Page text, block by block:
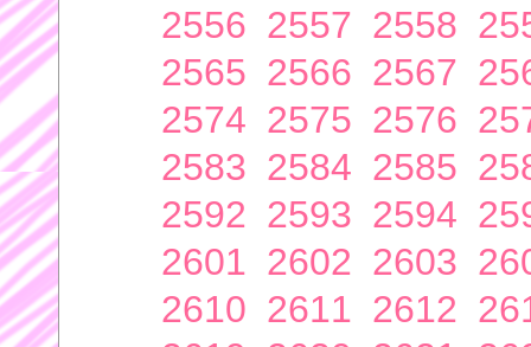
2556 2557 2558
2565 2566 2567
2574 2575 2576
2583 2584 2585
2592 2593 2594
2601 2602 2603
2610 2611 2612